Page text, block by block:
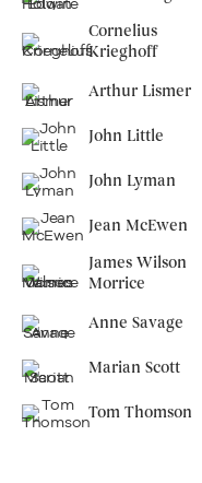
Cornelius
Krieghoff
Arthur Lismer
John Little
John Lyman
Jean McEwen
James Wilson
Morrice
Anne Savage
Marian Scott
Tom Thomson